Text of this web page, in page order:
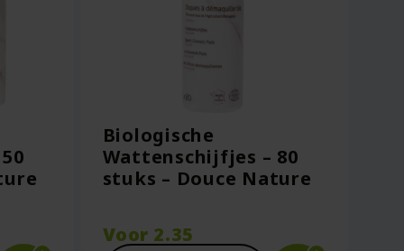
Biologische
Wattenschijfjes – 80
stuks – Douce Nature
Voor 2.35